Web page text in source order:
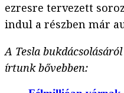
ezresre tervezett
indul a részben már
A Tesla
írtunk bővebben: